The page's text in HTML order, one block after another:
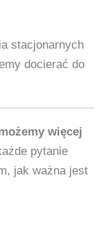
stacjonarnych
docierać do
więcej
pytanie
jak ważna jest